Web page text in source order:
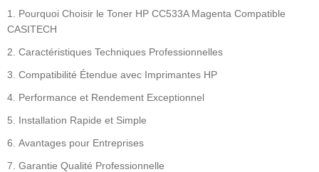
Pourquoi Choisir le Toner HP CC533A Magenta Compatible
CASITECH
Caractéristiques Techniques Professionnelles
Compatibilité Étendue avec Imprimantes HP
Performance et Rendement Exceptionnel
Installation Rapide et Simple
Avantages pour Entreprises
Garantie Qualité Professionnelle